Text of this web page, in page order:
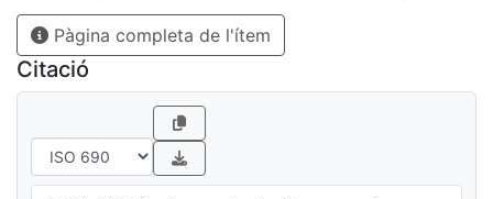
Pàgina completa de l'ítem
Citació